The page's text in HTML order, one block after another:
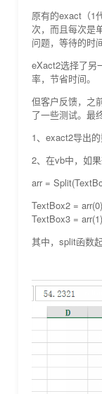
原有的exact（1
次，而且每次是
问题，等待的时
eXact2选择了另
率，节省时间。
但客户反馈，之
了一些测试。最
1、exact2导出
2、在vb中，如
arr =
TextBox2 = arr(0)
TextBox3 = arr(1)
其中，split函数